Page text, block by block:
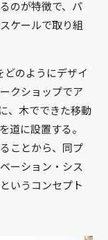
のが特徴で、パ
ケールで取り組
のようにデザイ
クショップでア
、木でできた移動
道に設置する。
ことから、同プ
ーション・シス
いうコンセプト